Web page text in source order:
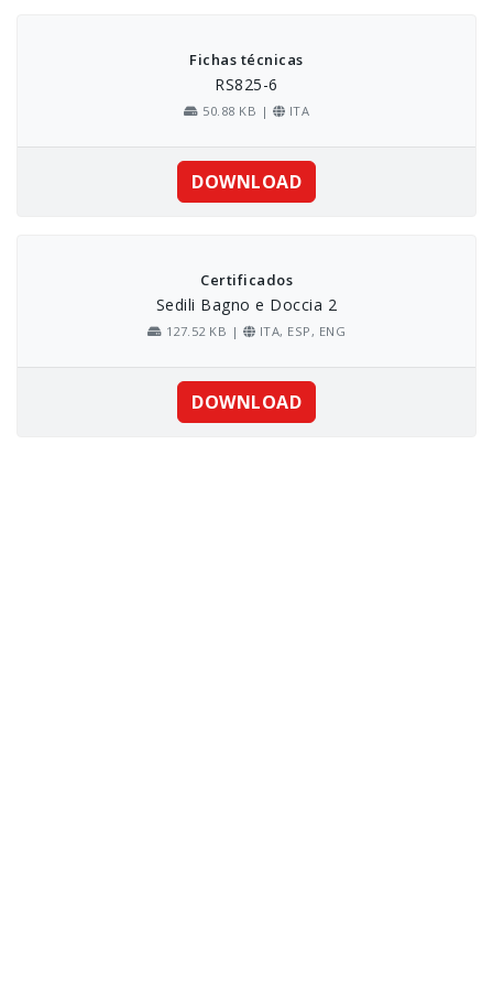
Fichas técnicas
RS825-6
50.88 KB | ITA
DOWNLOAD
Certificados
Sedili Bagno e Doccia 2
127.52 KB | ITA, ESP, ENG
DOWNLOAD